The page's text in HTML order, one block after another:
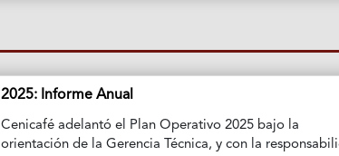
2025: Informe Anual
Cenicafé adelantó el Plan Operativo 2025 bajo la
orientación de la Gerencia Técnica, y con la